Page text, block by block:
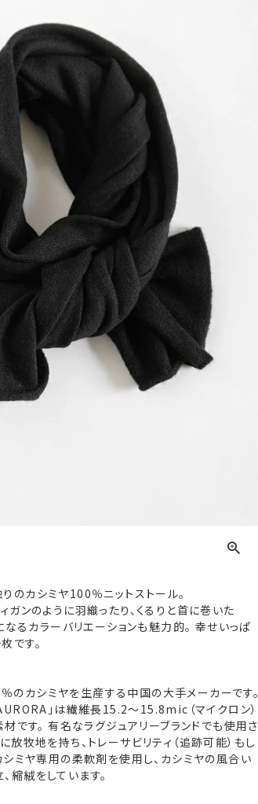
のカシミヤ100％ニットストール。
ガンのように羽織ったり、くるりと首に巻いた
なるカラーバリエーションも魅力的。 幸せいっぱ
です。
のカシミヤを生産する中国の大手メーカーです。
」は繊維長15.2～15.8mic（マイクロン）
です。 有名なラグジュアリーブランドでも使用さ
放牧地を持ち、トレーサビリティ（追跡可能）もし
シミヤ専用の柔軟剤を使用し、カシミヤの風合い
縮絨をしています。